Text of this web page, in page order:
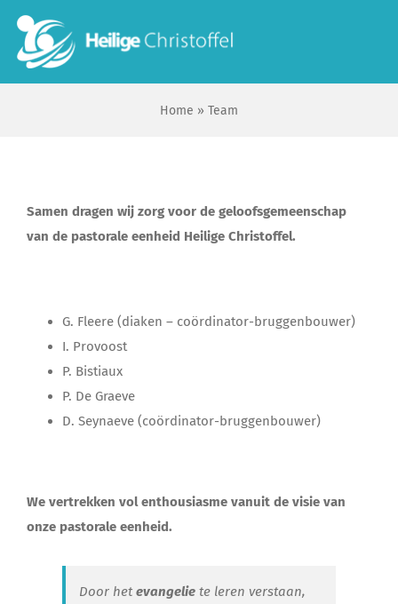
Skip
content
Ik zoek …
Bisdom Antwerpen
Home » Team
Samen dragen wij zorg voor de geloofsgemeenschap
van de pastorale eenheid Heilige Christoffel.
G. Fleere (diaken – coördinator-bruggenbouwer)
I. Provoost
P. Bistiaux
P. De Graeve
D. Seynaeve (coördinator-bruggenbouwer)
We vertrekken vol enthousiasme vanuit de visie van
onze pastorale eenheid.
Door het evangelie te leren verstaan,